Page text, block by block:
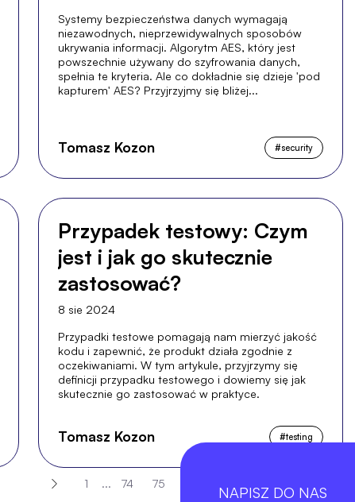
Systemy bezpieczeństwa danych wymagają
niezawodnych, nieprzewidywalnych sposobów
ukrywania informacji. Algorytm AES, który jest
powszechnie używany do szyfrowania danych,
spełnia te kryteria. Ale co dokładnie się dzieje 'pod
kapturem' AES? Przyjrzyjmy się bliżej...
Tomasz Kozon #security
Przypadek testowy: Czym
jest i jak go skutecznie
zastosować?
8 sie 2024
Przypadki testowe pomagają nam mierzyć jakość
kodu i zapewnić, że produkt działa zgodnie z
oczekiwaniami. W tym artykule, przyjrzymy się
definicji przypadku testowego i dowiemy się jak
skutecznie go zastosować w praktyce.
Tomasz Kozon #testing
1 ... 74 75
NAPISZ DO NAS